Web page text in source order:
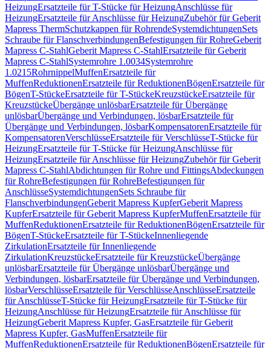
HeizungErsatzteile für T-Stücke für HeizungAnschlüsse für
HeizungErsatzteile für Anschlüsse für HeizungZubehör für Geberit
Mapress ThermSchutzkappen für RohrendeSystemdichtungenSets
Schraube für FlanschverbindungenBefestigungen für RohreGeberit
Mapress C-StahlGeberit Mapress C-StahlErsatzteile für Geberit
Mapress C-StahlSystemrohre 1.0034Systemrohre
1.0215RohrnippelMuffenErsatzteile für
MuffenReduktionenErsatzteile für ReduktionenBögenErsatzteile für
BögenT-StückeErsatzteile für T-StückeKreuzstückeErsatzteile für
KreuzstückeÜbergänge unlösbarErsatzteile für Übergänge
unlösbarÜbergänge und Verbindungen, lösbarErsatzteile für
Übergänge und Verbindungen, lösbarKompensatorenErsatzteile für
KompensatorenVerschlüsseErsatzteile für VerschlüsseT-Stücke für
HeizungErsatzteile für T-Stücke für HeizungAnschlüsse für
HeizungErsatzteile für Anschlüsse für HeizungZubehör für Geberit
Mapress C-StahlAbdichtungen für Rohre und FittingsAbdeckungen
für RohreBefestigungen für RohreBefestigungen für
AnschlüsseSystemdichtungenSets Schraube für
FlanschverbindungenGeberit Mapress KupferGeberit Mapress
KupferErsatzteile für Geberit Mapress KupferMuffenErsatzteile für
MuffenReduktionenErsatzteile für ReduktionenBögenErsatzteile für
BögenT-StückeErsatzteile für T-StückeInnenliegende
ZirkulationErsatzteile für Innenliegende
ZirkulationKreuzstückeErsatzteile für KreuzstückeÜbergänge
unlösbarErsatzteile für Übergänge unlösbarÜbergänge und
Verbindungen, lösbarErsatzteile für Übergänge und Verbindungen,
lösbarVerschlüsseErsatzteile für VerschlüsseAnschlüsseErsatzteile
für AnschlüsseT-Stücke für HeizungErsatzteile für T-Stücke für
HeizungAnschlüsse für HeizungErsatzteile für Anschlüsse für
HeizungGeberit Mapress Kupfer, GasErsatzteile für Geberit
Mapress Kupfer, GasMuffenErsatzteile für
MuffenReduktionenErsatzteile für ReduktionenBögenErsatzteile für